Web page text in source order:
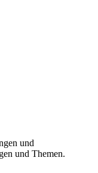
und
und Themen.